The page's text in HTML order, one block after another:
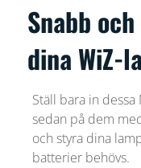
Snabb
dina WiZ-
Ställ bara in dessa
sedan på dem
och styra dina
batterier behövs.